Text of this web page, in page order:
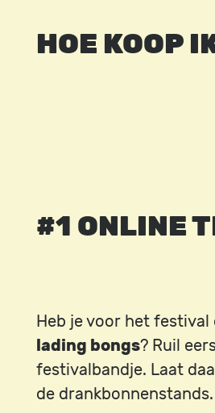
HOE KOOP
#1 ONLINE
Heb je voor het festival
lading bongs? Ruil
festivalbandje. Laat
de